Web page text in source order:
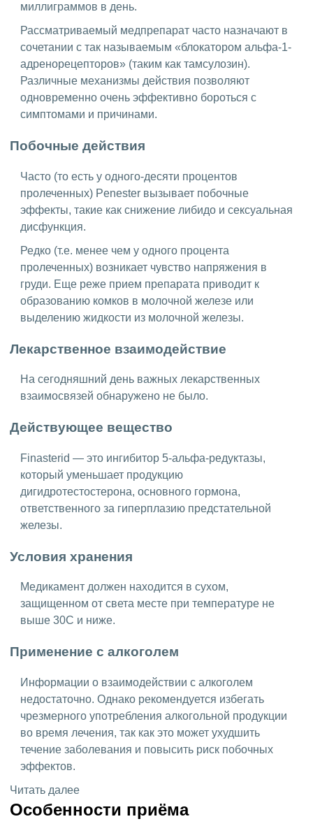
миллиграммов в день.
Рассматриваемый медпрепарат часто назначают в
сочетании с так называемым «блокатором альфа-1-
адренорецепторов» (таким как тамсулозин).
Различные механизмы действия позволяют
одновременно очень эффективно бороться с
симптомами и причинами.
Побочные действия
Часто (то есть у одного-десяти процентов
пролеченных) Penester вызывает побочные
эффекты, такие как снижение либидо и сексуальная
дисфункция.
Редко (т.е. менее чем у одного процента
пролеченных) возникает чувство напряжения в
груди. Еще реже прием препарата приводит к
образованию комков в молочной железе или
выделению жидкости из молочной железы.
Лекарственное взаимодействие
На сегодняшний день важных лекарственных
взаимосвязей обнаружено не было.
Действующее вещество
Finasterid — это ингибитор 5-альфа-редуктазы,
который уменьшает продукцию
дигидротестостерона, основного гормона,
ответственного за гиперплазию предстательной
железы.
Условия хранения
Медикамент должен находится в сухом,
защищенном от света месте при температуре не
выше 30C и ниже.
Применение с алкоголем
Информации о взаимодействии с алкоголем
недостаточно. Однако рекомендуется избегать
чрезмерного употребления алкогольной продукции
во время лечения, так как это может ухудшить
течение заболевания и повысить риск побочных
эффектов.
Читать далее
Особенности приёма